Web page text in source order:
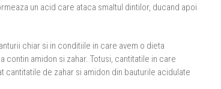
un acid care ataca smaltul dintilor, ducand apoi
chiar si in conditiile in care avem o dieta
amidon si zahar. Totusi, cantitatile in care
de zahar si amidon din bauturile acidulate